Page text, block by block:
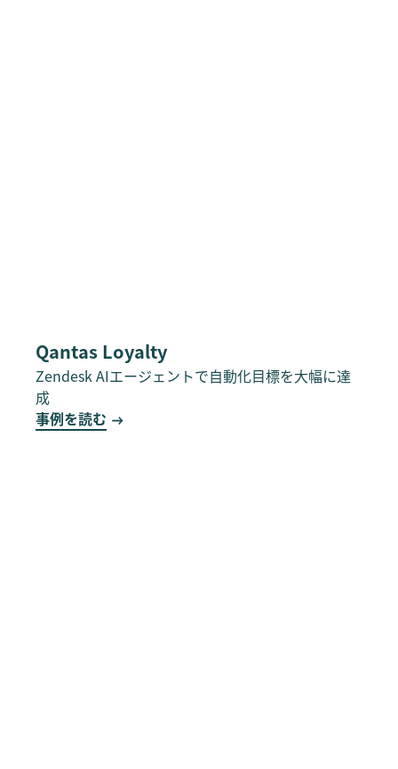
Qantas Loyalty
Zendesk AIエージェントで自動化目標を大幅に達
成
事例を読む